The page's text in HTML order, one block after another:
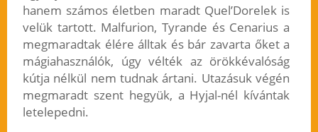
hanem számos életben maradt Quel’Dorelek is
velük tartott. Malfurion, Tyrande és Cenarius a
megmaradtak élére álltak és bár zavarta őket a
mágiahasználók, úgy vélték az örökkévalóság
kútja nélkül nem tudnak ártani. Utazásuk végén
megmaradt szent hegyük, a Hyjal-nél kívántak
letelepedni.